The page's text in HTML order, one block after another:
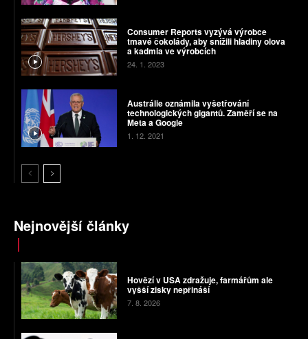
Consumer Reports vyzývá výrobce
tmavé čokolády, aby snížili hladiny olova
a kadmia ve výrobcích
24. 1. 2023
Austrálie oznámila vyšetřování
technologických gigantů. Zaměří se na
Meta a Google
1. 12. 2021
Nejnovější články
Hovězí v USA zdražuje, farmářům ale
vyšší zisky nepřináší
7. 8. 2026